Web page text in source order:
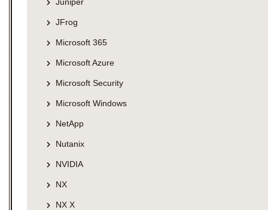
JFrog
Microsoft 365
Microsoft Azure
Microsoft Security
Microsoft Windows
NetApp
Nutanix
NVIDIA
NX
NX X